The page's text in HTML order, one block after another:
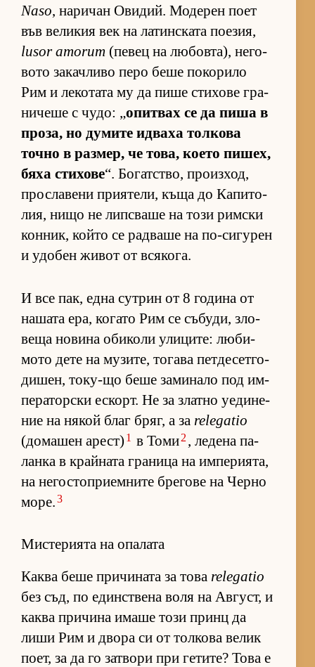
Naso, на­ри­чан Ови­дий. Мо­де­рен поет
във ве­ли­кия век на ла­тин­с­ката по­е­зия,
lusor amorum (пе­вец на лю­бов­та), не­го­
вото за­кач­ливо перо беше по­ко­рило
Рим и ле­ко­тата му да пише сти­хове гра­
ни­чеше с чу­до: „опит­вах се да пиша в
про­за, но ду­мите ид­ваха тол­кова
точно в раз­мер, че то­ва, ко­ето пи­шех,
бяха сти­хове“. Бо­гат­с­тво, про­из­ход,
прос­ла­вени при­я­те­ли, къща до Ка­пи­то­
лия, нищо не лип­с­ваше на този рим­ски
кон­ник, който се рад­ваше на по-си­гу­рен
и удо­бен жи­вот от вся­ко­га.
И все пак, една сут­рин от 8 го­дина от
на­шата ера, ко­гато Рим се съ­бу­ди, зло­
веща но­вина оби­коли ули­ци­те: лю­би­
мото дете на му­зи­те, то­гава пет­де­сет­го­
ди­шен, то­ку-що беше за­ми­нало под им­
пе­ра­тор­ски ес­корт. Не за златно уе­ди­не­
ние на ня­кой благ бряг, а за relegatio
(до­ма­шен арест) 1 в Томи2 , ле­дена па­
ланка в край­ната гра­ница на им­пе­ри­я­та,
на не­гос­топ­ри­ем­ните бре­гове на Черно
мо­ре.3
Мистерията на опалата
Каква беше при­чи­ната за това relegatio
без съд, по един­с­т­вена воля на Ав­густ, и
каква при­чина имаше този принц да
лиши Рим и двора си от тол­кова ве­лик
по­ет, за да го зат­вори при ге­ти­те? Това е